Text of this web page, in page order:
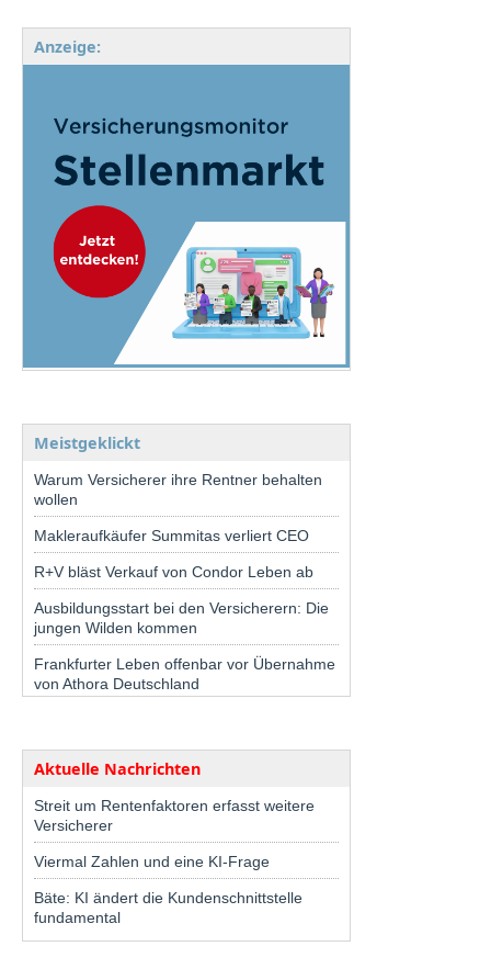
Anzeige:
Meistgeklickt
Warum Versicherer ihre Rentner behalten
wollen
Makleraufkäufer Summitas verliert CEO
R+V bläst Verkauf von Condor Leben ab
Ausbildungsstart bei den Versicherern: Die
jungen Wilden kommen
Frankfurter Leben offenbar vor Übernahme
von Athora Deutschland
Aktuelle Nachrichten
Streit um Rentenfaktoren erfasst weitere
Versicherer
Viermal Zahlen und eine KI-Frage
Bäte: KI ändert die Kundenschnittstelle
fundamental